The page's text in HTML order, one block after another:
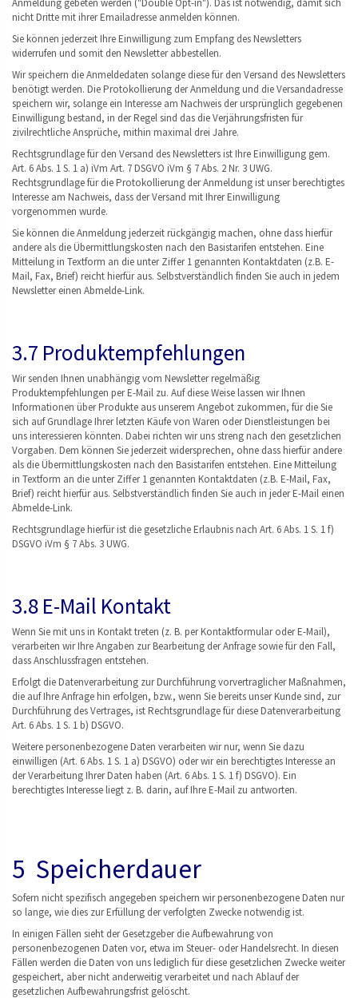
Anmeldung gebeten werden ("Double Opt-in"). Das ist notwendig, damit sich
nicht Dritte mit ihrer Emailadresse anmelden können.
Sie können jederzeit Ihre Einwilligung zum Empfang des Newsletters
widerrufen und somit den Newsletter abbestellen.
Wir speichern die Anmeldedaten solange diese für den Versand des Newsletters
benötigt werden. Die Protokollierung der Anmeldung und die Versandadresse
speichern wir, solange ein Interesse am Nachweis der ursprünglich gegebenen
Einwilligung bestand, in der Regel sind das die Verjährungsfristen für
zivilrechtliche Ansprüche, mithin maximal drei Jahre.
Rechtsgrundlage für den Versand des Newsletters ist Ihre Einwilligung gem.
Art. 6 Abs. 1 S. 1 a) iVm Art. 7 DSGVO iVm § 7 Abs. 2 Nr. 3 UWG.
Rechtsgrundlage für die Protokollierung der Anmeldung ist unser berechtigtes
Interesse am Nachweis, dass der Versand mit Ihrer Einwilligung
vorgenommen wurde.
Sie können die Anmeldung jederzeit rückgängig machen, ohne dass hierfür
andere als die Übermittlungskosten nach den Basistarifen entstehen. Eine
Mitteilung in Textform an die unter Ziffer 1 genannten Kontaktdaten (z.B. E-
Mail, Fax, Brief) reicht hierfür aus. Selbstverständlich finden Sie auch in jedem
Newsletter einen Abmelde-Link.
3.7 Produktempfehlungen
Wir senden Ihnen unabhängig vom Newsletter regelmäßig
Produktempfehlungen per E-Mail zu. Auf diese Weise lassen wir Ihnen
Informationen über Produkte aus unserem Angebot zukommen, für die Sie
sich auf Grundlage Ihrer letzten Käufe von Waren oder Dienstleistungen bei
uns interessieren könnten. Dabei richten wir uns streng nach den gesetzlichen
Vorgaben. Dem können Sie jederzeit widersprechen, ohne dass hierfür andere
als die Übermittlungskosten nach den Basistarifen entstehen. Eine Mitteilung
in Textform an die unter Ziffer 1 genannten Kontaktdaten (z.B. E-Mail, Fax,
Brief) reicht hierfür aus. Selbstverständlich finden Sie auch in jeder E-Mail einen
Abmelde-Link.
Rechtsgrundlage hierfür ist die gesetzliche Erlaubnis nach Art. 6 Abs. 1 S. 1 f)
DSGVO iVm § 7 Abs. 3 UWG.
3.8 E-Mail Kontakt
Wenn Sie mit uns in Kontakt treten (z. B. per Kontaktformular oder E-Mail),
verarbeiten wir Ihre Angaben zur Bearbeitung der Anfrage sowie für den Fall,
dass Anschlussfragen entstehen.
Erfolgt die Datenverarbeitung zur Durchführung vorvertraglicher Maßnahmen,
die auf Ihre Anfrage hin erfolgen, bzw., wenn Sie bereits unser Kunde sind, zur
Durchführung des Vertrages, ist Rechtsgrundlage für diese Datenverarbeitung
Art. 6 Abs. 1 S. 1 b) DSGVO.
Weitere personenbezogene Daten verarbeiten wir nur, wenn Sie dazu
einwilligen (Art. 6 Abs. 1 S. 1 a) DSGVO) oder wir ein berechtigtes Interesse an
der Verarbeitung Ihrer Daten haben (Art. 6 Abs. 1 S. 1 f) DSGVO). Ein
berechtigtes Interesse liegt z. B. darin, auf Ihre E-Mail zu antworten.
5 Speicherdauer
Sofern nicht spezifisch angegeben speichern wir personenbezogene Daten nur
so lange, wie dies zur Erfüllung der verfolgten Zwecke notwendig ist.
In einigen Fällen sieht der Gesetzgeber die Aufbewahrung von
personenbezogenen Daten vor, etwa im Steuer- oder Handelsrecht. In diesen
Fällen werden die Daten von uns lediglich für diese gesetzlichen Zwecke weiter
gespeichert, aber nicht anderweitig verarbeitet und nach Ablauf der
gesetzlichen Aufbewahrungsfrist gelöscht.